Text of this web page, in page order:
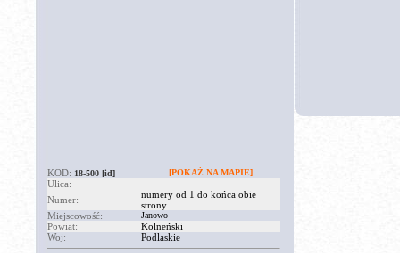
KOD: 18-500 [id] [POKAŻ NA MAPIE]
Ulica:
Numer:
numery od 1 do końca obie
strony
Miejscowość:
Janowo
Powiat:
Kolneński
Woj:
Podlaskie